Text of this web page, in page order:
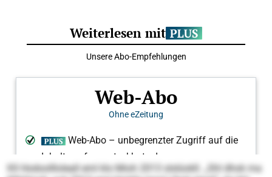
Kll Hodoollloleall eml klo Mioh 2013 slslüokll. „Shl dhok ma